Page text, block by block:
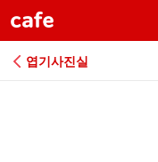
cafe
엽기사진실